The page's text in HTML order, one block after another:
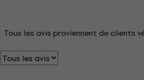
Tous les avis proviennent de clients